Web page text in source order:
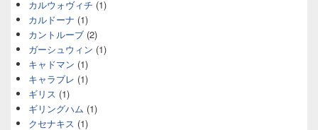
カルウォヴィチ (1)
カルドーナ (1)
カントルーブ (2)
ガーシュウィン (1)
キャドマン (1)
キャラブレ (1)
ギリス (1)
ギリングハム (1)
クセナキス (1)